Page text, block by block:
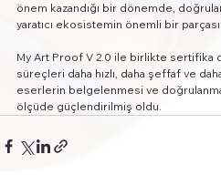
önem kazandığı bir dönemde,
yaratıcı ekosistemin önemli bir
My Art Proof V 2.0 ile birlikte sertifika
süreçleri daha hızlı, daha şeffaf ve
eserlerin belgelenmesi ve
ölçüde güçlendirilmiş oldu.